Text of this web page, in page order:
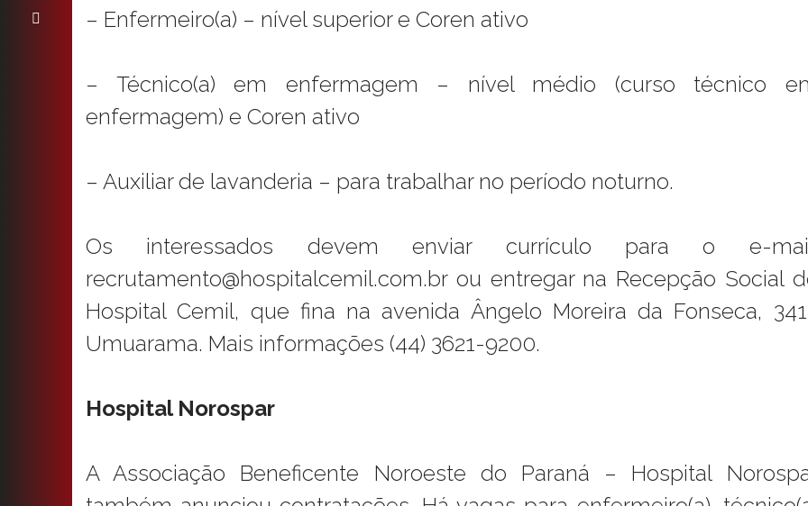
– Enfermeiro(a) – nível superior e Coren ativo
– Técnico(a) em enfermagem – nível médio (curso técnico
enfermagem) e Coren ativo
– Auxiliar de lavanderia – para trabalhar no período noturno.
Os interessados devem enviar currículo para o e-
recrutamento@hospitalcemil.com.br ou entregar na Recepção Social
Hospital Cemil, que fina na avenida Ângelo Moreira da Fonseca,
Umuarama. Mais informações (44) 3621-9200.
Hospital Norospar
A Associação Beneficente Noroeste do Paraná – Hospital